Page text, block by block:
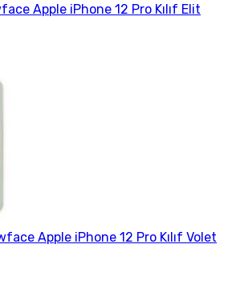
Apple iPhone 12 Pro Kılıf Elit
Apple iPhone 12 Pro Kılıf Volet